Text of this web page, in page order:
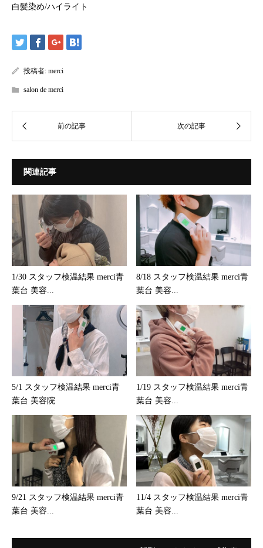
白髪染め/ハイライト
投稿者: merci
salon de merci
関連記事
1/30 スタッフ検温結果 merci青
葉台 美容...
8/18 スタッフ検温結果 merci青
葉台 美容...
5/1 スタッフ検温結果 merci青
葉台 美容院
1/19 スタッフ検温結果 merci青
葉台 美容...
9/21 スタッフ検温結果 merci青
葉台 美容...
11/4 スタッフ検温結果 merci青
葉台 美容...